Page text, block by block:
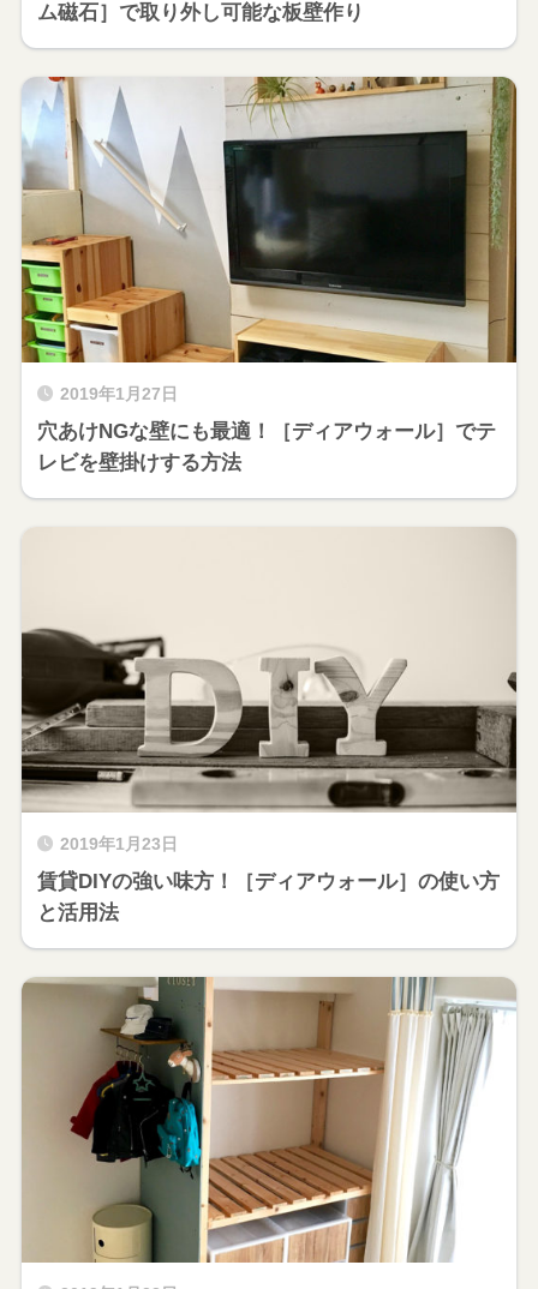
ム磁石］で取り外し可能な板壁作り
2019年1月27日
穴あけNGな壁にも最適！［ディアウォール］でテ
レビを壁掛けする方法
2019年1月23日
賃貸DIYの強い味方！［ディアウォール］の使い方
と活用法